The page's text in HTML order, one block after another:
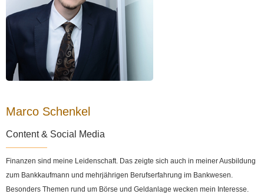
Marco Schenkel
Content & Social Media
Finanzen sind meine Leidenschaft. Das zeigte sich auch in meiner Ausbildung
zum Bankkaufmann und mehrjährigen Berufserfahrung im Bankwesen.
Besonders Themen rund um Börse und Geldanlage wecken mein Interesse.